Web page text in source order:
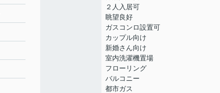
２人入居可
眺望良好
ガスコンロ設置可
カップル向け
新婚さん向け
室内洗濯機置場
フローリング
バルコニー
都市ガス